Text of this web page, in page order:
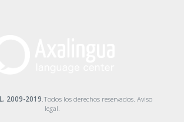
2009-2019 .Todos los derechos reservados. Aviso
legal